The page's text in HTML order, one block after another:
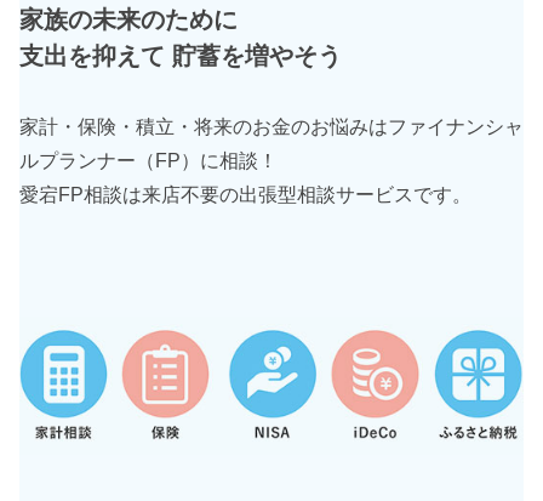
家族の未来のために
支出を抑えて 貯蓄を増やそう
家計・保険・積立・将来のお金のお悩みはファイナンシャ
ルプランナー（FP）に相談！
愛宕FP相談は来店不要の出張型相談サービスです。